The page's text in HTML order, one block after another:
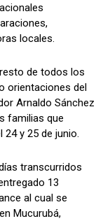
locales.
de todos los
orientaciones del
Arnaldo Sánchez
familias que
y 25 de junio.
transcurridos
13
al cual se
Mucurubá,